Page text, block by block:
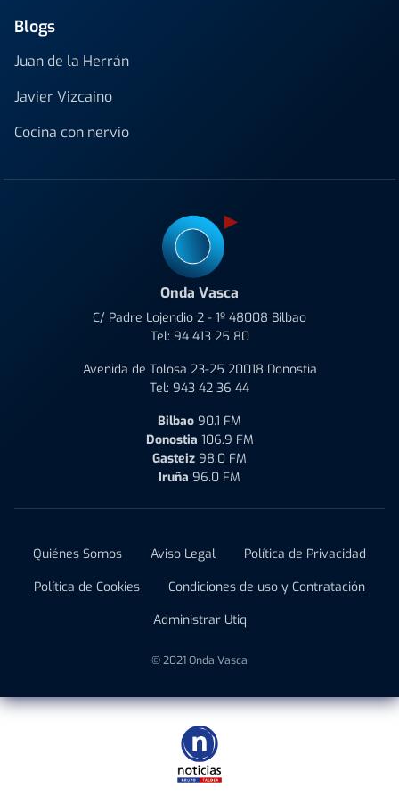
Blogs
Juan de la Herrán
Javier Vizcaino
Cocina con nervio
Onda Vasca
C/ Padre Lojendio 2 - 1º 48008 Bilbao
Tel: 94 413 25 80
Avenida de Tolosa 23-25 20018 Donostia
Tel: 943 42 36 44
Bilbao 90.1 FM
Donostia 106.9 FM
Gasteiz 98.0 FM
Iruña 96.0 FM
Quiénes Somos Aviso Legal
Política de Privacidad
Política de Cookies
Condiciones de uso y Contratación
Administrar Utiq
© 2021 Onda Vasca